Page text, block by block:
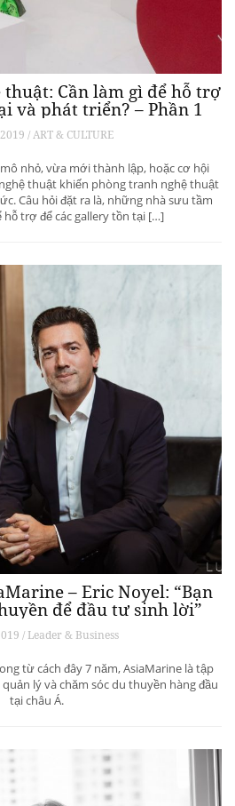
Cần làm gì để hỗ trợ
và phát triển? – Phần 1
/ ART & CULTURE
nhỏ, vừa mới thành lập, hoặc cơ hội
thuật khiến phòng tranh nghệ thuật
Câu hỏi đặt ra là, những nhà sưu tầm
hỗ trợ để các gallery tồn tại […]
– Eric Noyel: “Bạn
để đầu tư sinh lời”
/ Leader & Business
từ cách đây 7 năm, AsiaMarine là tập
lý và chăm sóc du thuyền hàng đầu
tại châu Á.